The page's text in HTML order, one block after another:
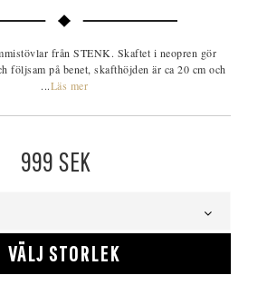
från STENK. Skaftet i neopren gör
följsam på benet, skafthöjden är ca 20 cm och
...Läs mer
999 SEK
VÄLJ STORLEK